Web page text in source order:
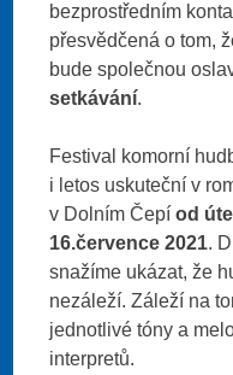
bezprostředním
přesvědčená o tom,
bude společnou
setkávání.
Festival komorní
i letos uskuteční v
v Dolním Čepíod
16.července 2021.
snažíme ukázat, že
nezáleží. Záleží na
jednotlivé tóny a
interpretů.